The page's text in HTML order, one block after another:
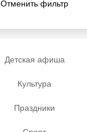
Отменить фильтр
Детская афиша
Культура
Праздники